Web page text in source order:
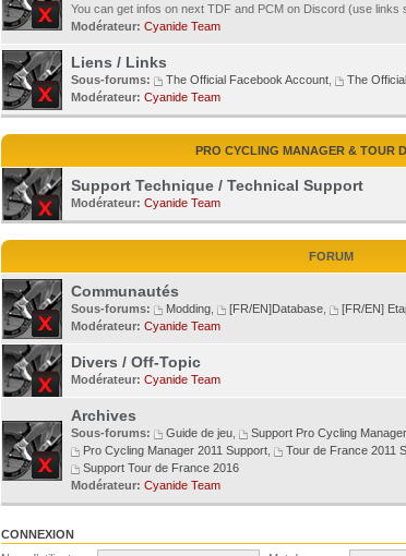
You can get infos on next TDF and PCM on Discord (use links
Modérateur: Cyanide Team
Liens / Links
Sous-forums: The Official Facebook Account
The
Modérateur: Cyanide Team
PRO CYCLING MANAGER & TOUR
Support Technique / Technical Support
Modérateur: Cyanide Team
FORUM
Communautés
Sous-forums: Modding [FR/EN]Database [FR/EN]
Modérateur: Cyanide Team
Divers / Off-Topic
Modérateur: Cyanide Team
Archives
Sous-forums: Guide de jeu Support Pro Cycling
Pro Cycling Manager 2011 Support
Tour de France 2011
Support Tour de France 2016
Modérateur: Cyanide Team
CONNEXION